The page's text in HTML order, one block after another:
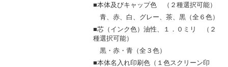
■本体及びキャップ色 （２種選択可能）
青、赤、白、グレー、茶、黒（全６色）
■芯（インク色）油性、１．０ミリ （２
種選択可能）
黒・赤・青（全３色）
■本体名入れ印刷色（１色スクリーン印